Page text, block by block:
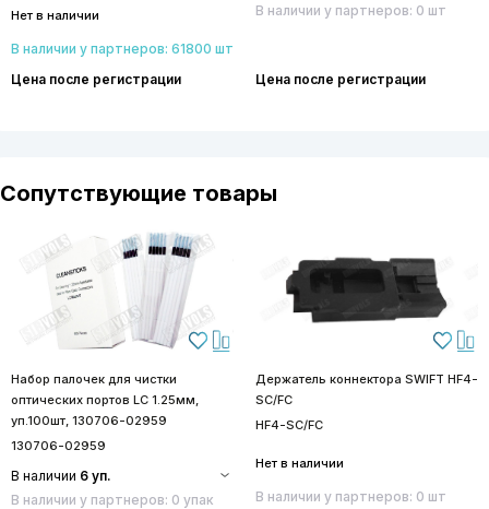
Нет в наличии
В наличии у партнеров: 61800 шт
Цена после регистрации
В наличии у партнеров: 0 шт
Цена после регистрации
Сопутствующие товары
Набор палочек для чистки
оптических портов LC 1.25мм,
уп.100шт, 130706-02959
130706-02959
В наличии 6 уп.
В наличии у партнеров: 0 упак
Держатель коннектора SWIFT HF4-
SC/FC
HF4-SC/FC
Нет в наличии
В наличии у партнеров: 0 шт